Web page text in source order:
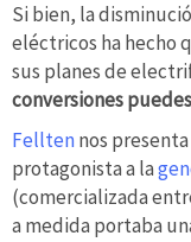
Si bien, la
eléctricos ha hecho
sus planes de
conversiones
Felltennos
protagonista a la
(comercializada
a medida portaba